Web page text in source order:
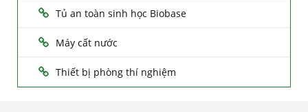
Tủ an toàn sinh học Biobase
Máy cất nước
Thiết bị phòng thí nghiệm